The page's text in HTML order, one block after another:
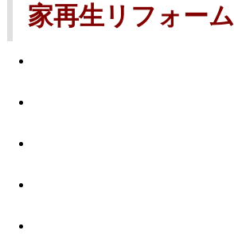
家再生リフォーム